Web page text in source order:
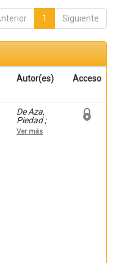
1 Siguiente
Autor(es) Acceso
De Aza,
Piedad ;
Mazón
Canales,
Ver más